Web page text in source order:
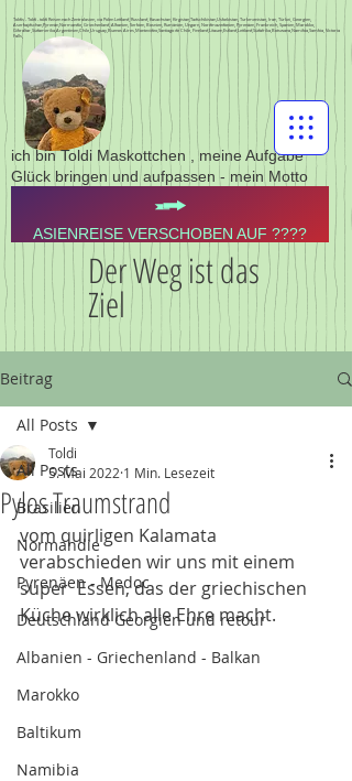
ich bin Toldi Maskottchen , meine Aufgabe
Glück bringen und aufpassen - mein Motto
Toldis - Toldi - toldi Reisen nach Zentralasien, via Polen Lettland, Russland, Kasachstan, Kirgistan,Tadschikistan,Usbekistan, Turkmenistan, Iran, Türkei, Georgien,
Aserbajdschan,Pyrenän,Normandie, Griechenland, Albanien, Serbien, Bosnien, Rumänien, Ungarn, Nordmazedonien, Pyrenäen, Frankreich, Spanien, Marokko,
Gibraltar,Südamerika,Argentinien,Chile,Uruguay,Buenos Aires,Montevideo,Santiago de Chile, Finnland,Litauen,Estland,Lettland,Südafrika,Botswana,Namibia,Sambia, Victoria
Falls,
ASIENREISE VERSCHOBEN AUF ????
Der Weg ist das
Ziel
Beitrag
All Posts
Brasilien
Normandie
Pyrenäen - Medoc
Deutschland Georgien und retour
Albanien - Griechenland - Balkan
Marokko
Baltikum
Namibia
All Posts
Pylos Traumstrand
Toldi
5. Mai 2022 1 Min. Lesezeit
vom quirligen Kalamata
verabschieden wir uns mit einem
super  Essen, das der griechischen
Küche wirklich alle Ehre macht.